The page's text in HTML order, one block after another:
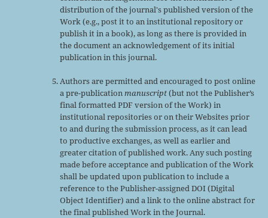
distribution of the journal's published version of the
Work (e.g., post it to an institutional repository or
publish it in a book), as long as there is provided in
the document an acknowledgement of its initial
publication in this journal.
Authors are permitted and encouraged to post online
a pre-publication manuscript(but not the Publisher’s
final formatted PDF version of the Work) in
institutional repositories or on their Websites prior
to and during the submission process, as it can lead
to productive exchanges, as well as earlier and
greater citation of published work. Any such posting
made before acceptance and publication of the Work
shall be updated upon publication to include a
reference to the Publisher-assigned DOI (Digital
Object Identifier) and a link to the online abstract for
the final published Work in the Journal.